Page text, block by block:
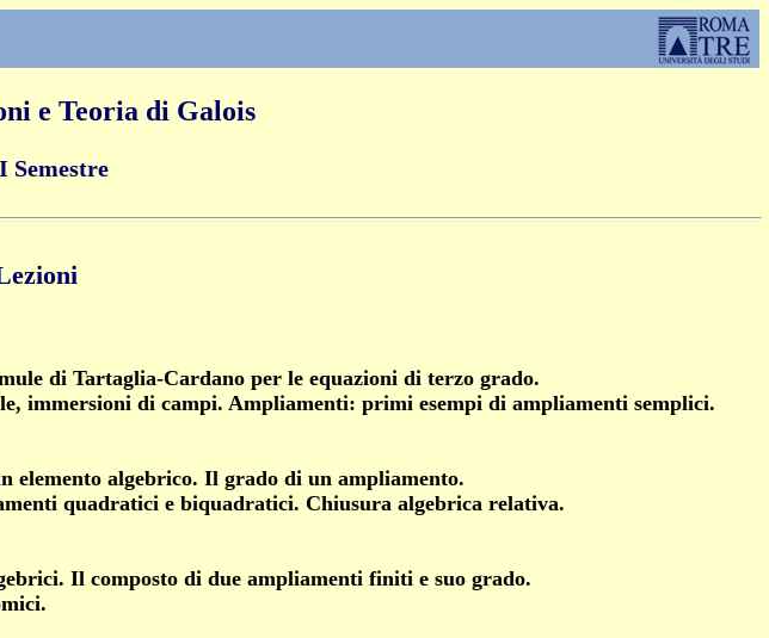
e Teoria di Galois
Semestre
di Tartaglia-Cardano per le equazioni di terzo grado.
immersioni di campi. Ampliamenti: primi esempi di ampliamenti semplici.
algebrico. Il grado di un ampliamento.
quadratici e biquadratici. Chiusura algebrica relativa.
Il composto di due ampliamenti finiti e suo grado.